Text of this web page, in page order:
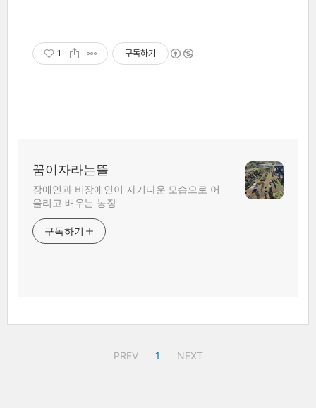
1 구독하기
꿈이자라는뜰
장애인과 비장애인이 자기다운 모습으로 어
울리고 배우는 농장
구독하기
PREV 1 NEXT